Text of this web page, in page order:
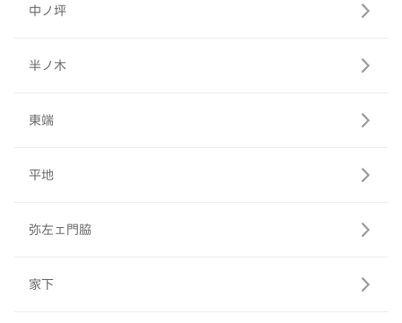
中ノ坪
半ノ木
東端
平地
弥左ェ門脇
家下